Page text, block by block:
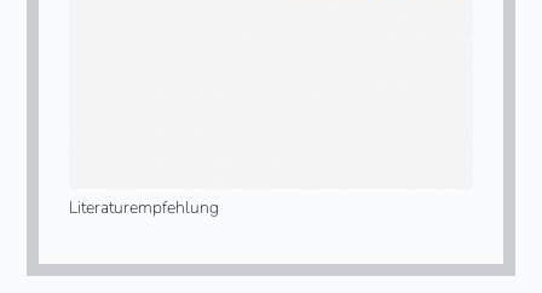
Literaturempfehlung